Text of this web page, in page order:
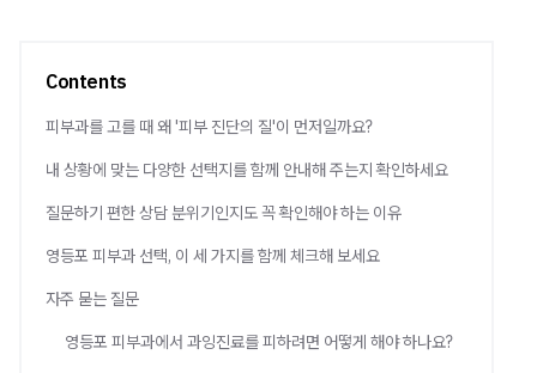
Contents
피부과를 고를 때 왜 '피부 진단의 질'이 먼저일까요?
내 상황에 맞는 다양한 선택지를 함께 안내해 주는지 확인하세요
질문하기 편한 상담 분위기인지도 꼭 확인해야 하는 이유
영등포 피부과 선택, 이 세 가지를 함께 체크해 보세요
자주 묻는 질문
영등포 피부과에서 과잉진료를 피하려면 어떻게 해야 하나요?